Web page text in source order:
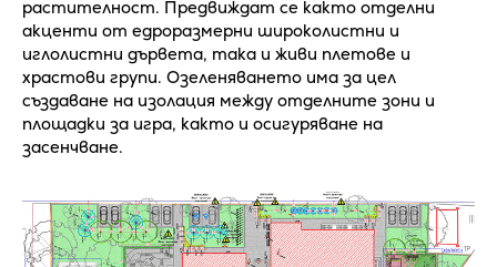
растителност. Предвиждат се както отделни
акценти от едроразмерни широколистни и
иглолистни дървета, така и живи плетове и
храстови групи. Озеленяването има за цел
създаване на изолация между отделните зони и
площадки за игра, както и осигуряване на
засенчване.